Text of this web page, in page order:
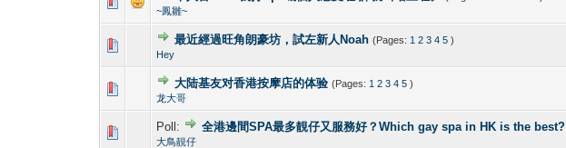
~鳳雛~
最近經過旺角朗豪坊，試左新人Noah (Pages: 1 2 3 4 5 )
Hey
1 Vote(s) - 5 out of 5 in Average
1234 5
大陆基友对香港按摩店的体验 (Pages: 1 2 3 4 5 )
龙大哥
1 Vote(s) - 5 out of 5 in Average
123
Poll: 全港邊間SPA最多靚仔又服務好？Which gay spa in HK is the best?
大鳥靚仔
1 Vote(s) - 4 out of 5 in Average
12345